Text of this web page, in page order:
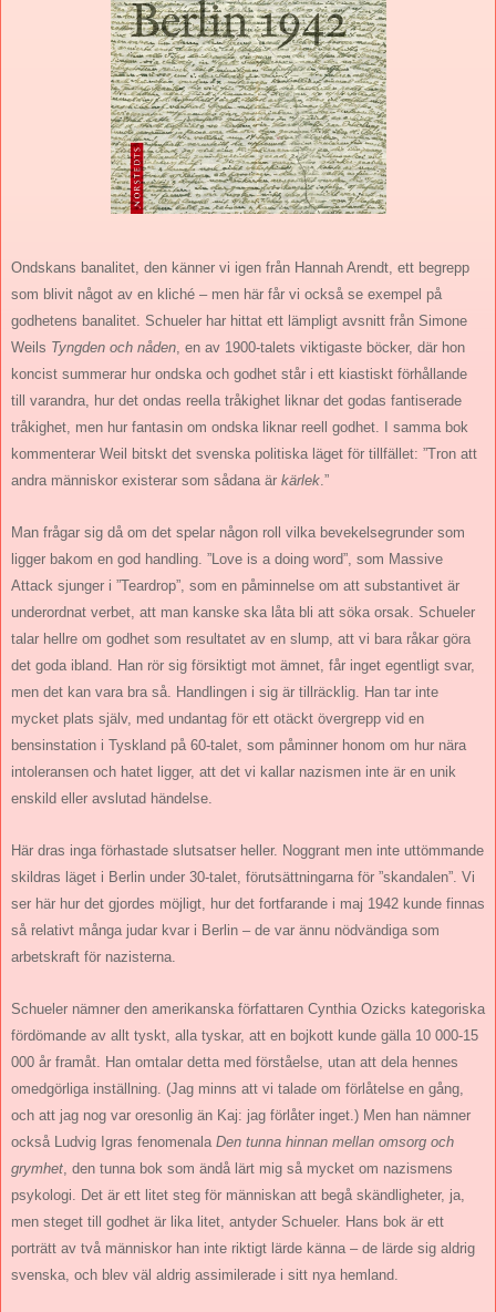
Ondskans banalitet, den känner vi igen från Hannah Arendt, ett begrepp
som blivit något av en kliché – men här får vi också se exempel på
godhetens banalitet. Schueler har hittat ett lämpligt avsnitt från Simone
Weils Tyngden och nåden , en av 1900-talets viktigaste böcker, där hon
koncist summerar hur ondska och godhet står i ett kiastiskt förhållande
till varandra, hur det ondas reella tråkighet liknar det godas fantiserade
tråkighet, men hur fantasin om ondska liknar reell godhet. I samma bok
kommenterar Weil bitskt det svenska politiska läget för tillfället: ”Tron att
andra människor existerar som sådana är kärlek .”
Man frågar sig då om det spelar någon roll vilka bevekelsegrunder som
ligger bakom en god handling. ”Love is a doing word”, som Massive
Attack sjunger i ”Teardrop”, som en påminnelse om att substantivet är
underordnat verbet, att man kanske ska låta bli att söka orsak. Schueler
talar hellre om godhet som resultatet av en slump, att vi bara råkar göra
det goda ibland. Han rör sig försiktigt mot ämnet, får inget egentligt svar,
men det kan vara bra så. Handlingen i sig är tillräcklig. Han tar inte
mycket plats själv, med undantag för ett otäckt övergrepp vid en
bensinstation i Tyskland på 60-talet, som påminner honom om hur nära
intoleransen och hatet ligger, att det vi kallar nazismen inte är en unik
enskild eller avslutad händelse.
Här dras inga förhastade slutsatser heller. Noggrant men inte uttömmande
skildras läget i Berlin under 30-talet, förutsättningarna för ”skandalen”. Vi
ser här hur det gjordes möjligt, hur det fortfarande i maj 1942 kunde finnas
så relativt många judar kvar i Berlin – de var ännu nödvändiga som
arbetskraft för nazisterna.
Schueler nämner den amerikanska författaren Cynthia Ozicks kategoriska
fördömande av allt tyskt, alla tyskar, att en bojkott kunde gälla 10 000-15
000 år framåt. Han omtalar detta med förståelse, utan att dela hennes
omedgörliga inställning. (Jag minns att vi talade om förlåtelse en gång,
och att jag nog var oresonlig än Kaj: jag förlåter inget.) Men han nämner
också Ludvig Igras fenomenala Den tunna hinnan mellan omsorg och
grymhet , den tunna bok som ändå lärt mig så mycket om nazismens
psykologi. Det är ett litet steg för människan att begå skändligheter, ja,
men steget till godhet är lika litet, antyder Schueler. Hans bok är ett
porträtt av två människor han inte riktigt lärde känna – de lärde sig aldrig
svenska, och blev väl aldrig assimilerade i sitt nya hemland.